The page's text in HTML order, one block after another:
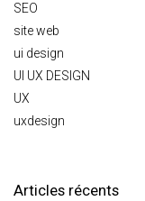
SEO
site web
ui design
UI UX DESIGN
UX
uxdesign
Articles récents